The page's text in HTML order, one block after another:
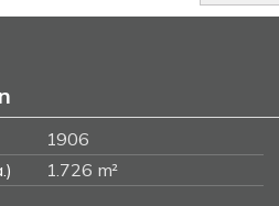
1906
1.726 m²